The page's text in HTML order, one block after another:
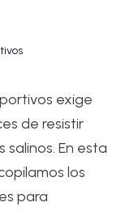
exige
de resistir
En esta
los
para